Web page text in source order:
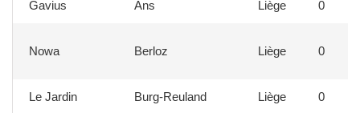
Gavius Ans Liège 0
Nowa Berloz Liège 0
Le Jardin Burg-Reuland Liège 0